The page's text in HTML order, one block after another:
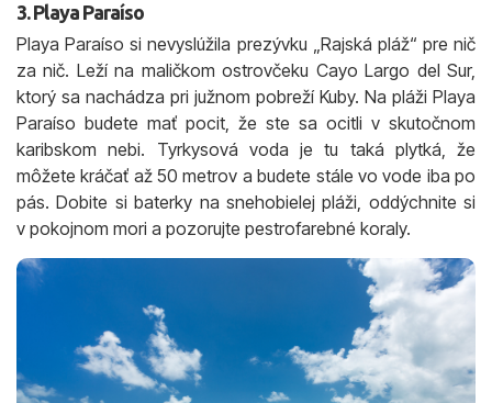
3. Playa Paraíso
Playa Paraíso si nevyslúžila prezývku „Rajská pláž“ pre nič
za nič. Leží na maličkom ostrovčeku Cayo Largo del Sur,
ktorý sa nachádza pri južnom pobreží Kuby. Na pláži Playa
Paraíso budete mať pocit, že ste sa ocitli v skutočnom
karibskom nebi. Tyrkysová voda je tu taká plytká, že
môžete kráčať až 50 metrov a budete stále vo vode iba po
pás. Dobite si baterky na snehobielej pláži, oddýchnite si
v pokojnom mori a pozorujte pestrofarebné koraly.